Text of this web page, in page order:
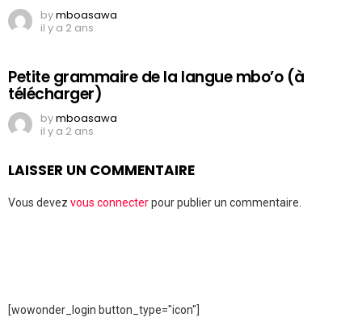
bymboasawa
il y a 2 ans
Petite grammaire de la langue mbo’o (à
télécharger)
bymboasawa
il y a 2 ans
LAISSER UN COMMENTAIRE
Vous devez vous connecterpour publier un commentaire.
[wowonder_login button_type="icon"]